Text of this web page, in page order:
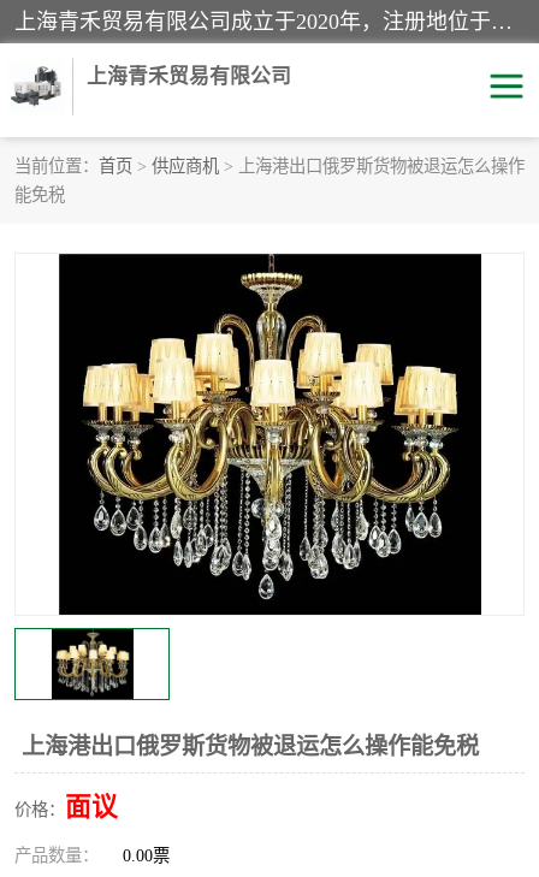
上海青禾贸易有限公司成立于2020年，注册地位于上海市宝山区。经营范围包括：机械设备、五金制品、劳防用品、电子产品、塑胶制品、家具、模具、纺织品、仪器仪表、建筑材料、装饰材料、化工产品、金属制品、机车配件等货物进出口报关、清关服务。
上海青禾贸易有限公司
当前位置： 首页 > 供应商机 > 上海港出口俄罗斯货物被退运怎么操作
能免税
上海港出口俄罗斯货物被退运怎么操作能免税
价格： 面议
产品数量： 0.00票
酒类饮料报关
进口杂货清关
家用电器报关 机床进口清关
国际灯具清关